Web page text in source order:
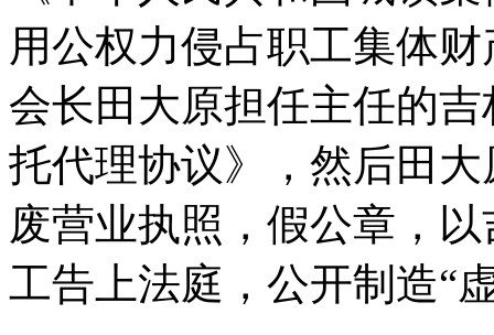
用公权力侵占职工集体
会长田大原担任主任的
托代理协议》，然后田
废营业执照，假公章，
工告上法庭，公开制造“